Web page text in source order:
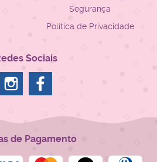
Segurança
Política de Privacidade
Sociais
de Pagamento